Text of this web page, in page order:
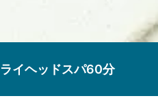
イヘッドスパ60分